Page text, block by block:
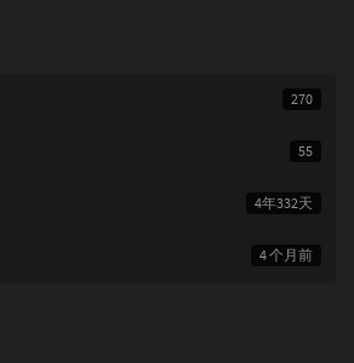
270
55
4年332天
4 个月前